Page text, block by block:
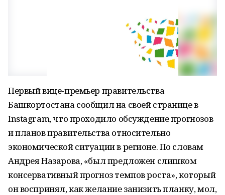
Первый вице-премьер правительства
Башкортостана сообщил на своей странице в
Instagram, что проходило обсуждение прогнозов
и планов правительства относительно
экономической ситуации в регионе. По словам
Андрея Назарова, «был предложен слишком
консервативный прогноз темпов роста», который
он воспринял, как желание занизить планку, мол,